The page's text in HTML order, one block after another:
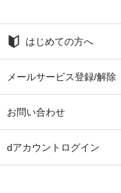
はじめての方へ
メールサービス登録/解除
お問い合わせ
dアカウントログイン